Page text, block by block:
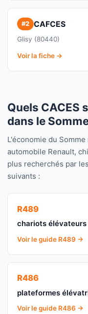
#2 CAFCES
Glisy (80440)
Voir la fiche →
Quels CACES
dans le
L'économie du
automobile Renault,
plus recherchés par
suivants :
R489
chariots
Voir le guide R489 →
R486
plateformes
Voir le guide R486 →